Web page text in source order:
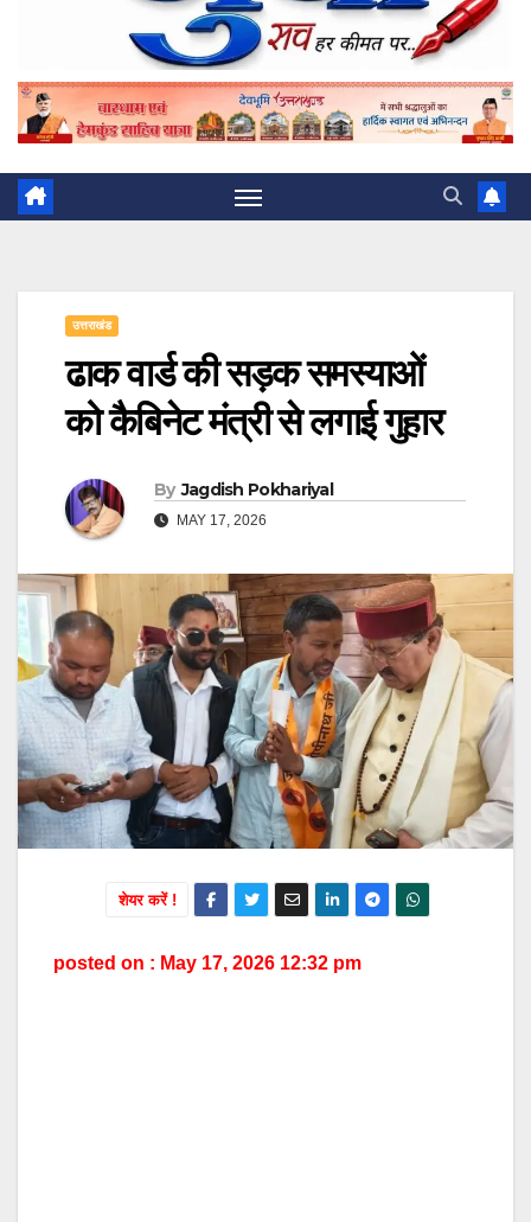
उत्तराखंड
ढाक वार्ड की सड़क समस्याओं
को कैबिनेट मंत्री से लगाई गुहार
By Jagdish Pokhariyal
MAY 17, 2026
शेयर करें !
posted on : May 17, 2026 12:32 pm